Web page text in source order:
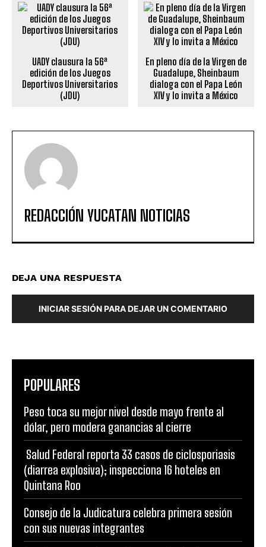
UADY clausura la 56ª
edición de los Juegos
Deportivos Universitarios
(JDU)
En pleno día de la Virgen de
Guadalupe, Sheinbaum
dialoga con el Papa León
XIV y lo invita a México
REDACCIÓN YUCATAN NOTICIAS
DEJA UNA RESPUESTA
INICIAR SESIÓN PARA DEJAR UN COMENTARIO
POPULARES
Peso toca su mejor nivel desde mayo frente al
dólar, pero modera ganancias al cierre
Salud Federal reporta 33 casos de ciclosporiasis
(diarrea explosiva); inspecciona 16 hoteles en
Quintana Roo
Consejo de la Judicatura celebra primera sesión
con sus nuevas integrantes